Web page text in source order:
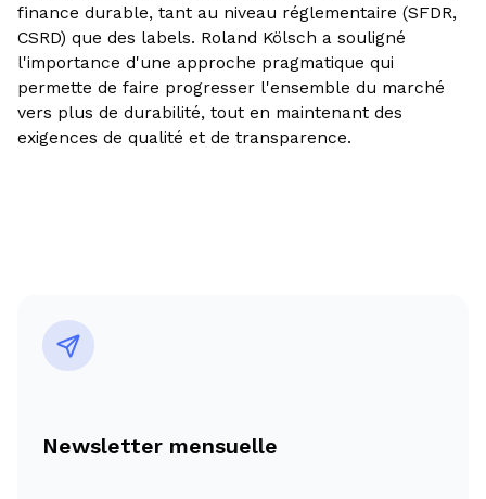
finance durable, tant au niveau réglementaire (SFDR,
CSRD) que des labels. Roland Kölsch a souligné
l'importance d'une approche pragmatique qui
permette de faire progresser l'ensemble du marché
vers plus de durabilité, tout en maintenant des
exigences de qualité et de transparence.
Newsletter mensuelle